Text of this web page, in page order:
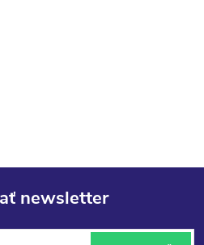
newsletter